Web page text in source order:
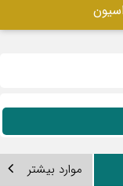
موارد بیشتر